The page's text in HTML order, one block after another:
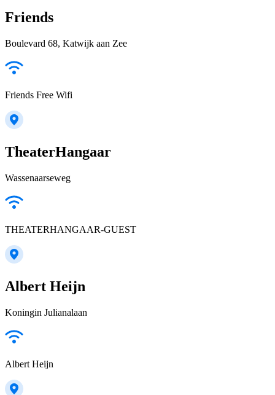
Friends
Boulevard 68, Katwijk aan Zee
Friends Free Wifi
TheaterHangaar
Wassenaarseweg
THEATERHANGAAR-GUEST
Albert Heijn
Koningin Julianalaan
Albert Heijn